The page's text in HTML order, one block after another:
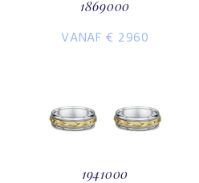
1869000
VANAF € 2960
1941000